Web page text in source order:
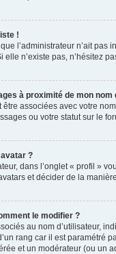
!
l’administrateur n’ait
elle n’existe pas, n’hésitez
à proximité de mon nom
être associées avec votre
ou votre statut sur le
?
dans l’onglet « profil »
et décider de la
le modifier ?
au nom d’utilisateur,
rang car il est paramétré
et un modérateur (ou un